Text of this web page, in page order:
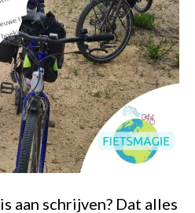
aan schrijven? Dat alles